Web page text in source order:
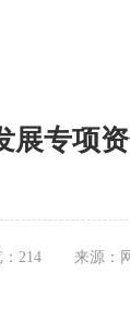
展专项
214 来源：